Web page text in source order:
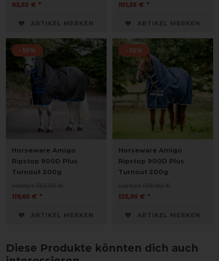
93,55 € *
ARTIKEL MERKEN
101,35 € *
ARTIKEL MERKEN
-10%
Horseware Amigo
Ripstop 900D Plus
Turnout 200g
vorher 132,90 €
119,65 € *
ARTIKEL MERKEN
-10%
Horseware Amigo
Ripstop 900D Plus
Turnout 200g
vorher 139,90 €
125,95 € *
ARTIKEL MERKEN
Diese Produkte könnten dich auch